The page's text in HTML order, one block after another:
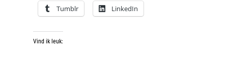
Tumblr LinkedIn
Vind ik leuk: